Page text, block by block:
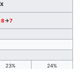
8→7
23%
24%